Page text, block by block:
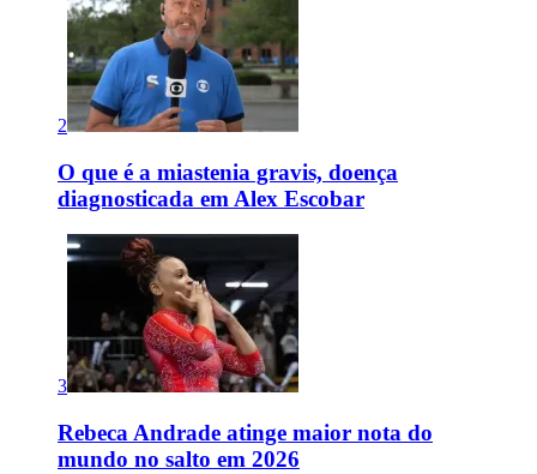
2
O que é a miastenia gravis, doença
diagnosticada em Alex Escobar
3
Rebeca Andrade atinge maior nota do
mundo no salto em 2026